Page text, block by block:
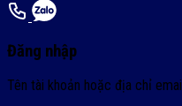
Đăng nhập
Tên tài khoản hoặc địa chỉ email